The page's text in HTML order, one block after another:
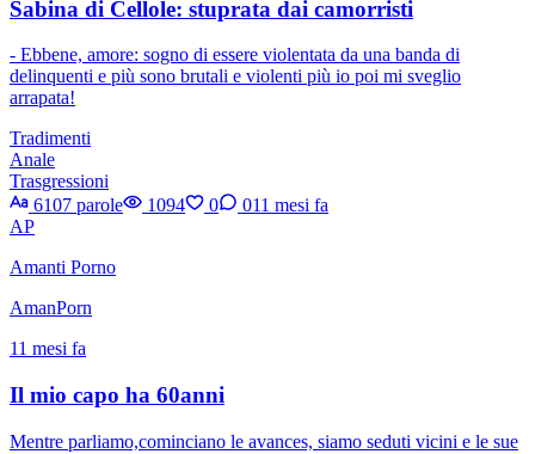
Sabina di Cellole: stuprata dai camorristi
- Ebbene, amore: sogno di essere violentata da una banda di
delinquenti e più sono brutali e violenti più io poi mi sveglio
arrapata!
Tradimenti
Anale
Trasgressioni
6107 parole
1094 0 011 mesi fa
AP
Amanti Porno
AmanPorn
11 mesi fa
Il mio capo ha 60anni
Mentre parliamo,cominciano le avances, siamo seduti vicini e le sue